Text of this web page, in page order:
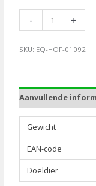
-
voor
drinktoren
3,5L
aantal
+
SKU: EQ-HOF-01092
Aanvullende
Gewicht
EAN-code
Doeldier